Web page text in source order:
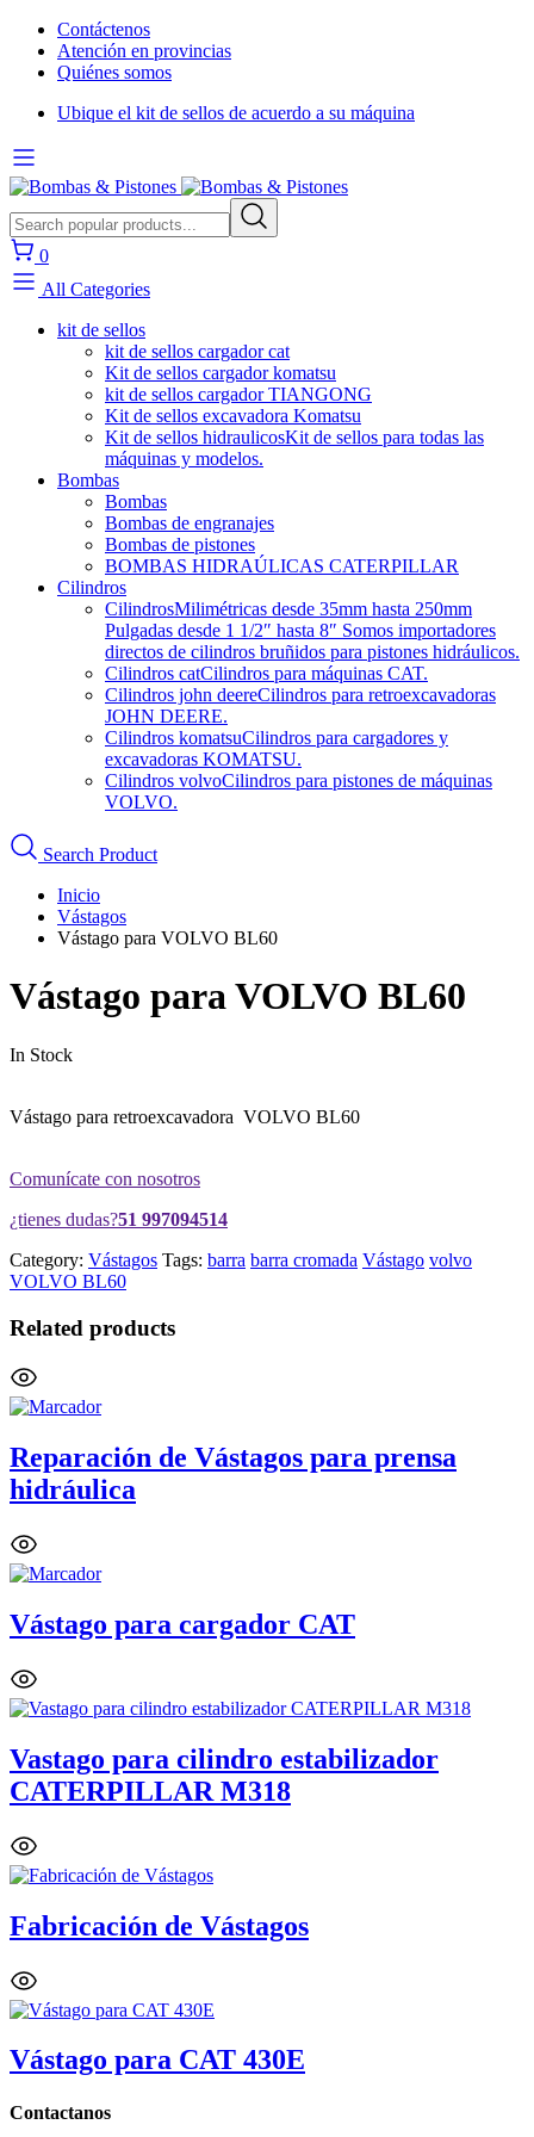
Contáctenos
Atención en provincias
Quiénes somos
Ubique el kit de sellos de acuerdo a su máquina
0
All Categories
kit de sellos
kit de sellos cargador cat
Kit de sellos cargador komatsu
kit de sellos cargador TIANGONG
Kit de sellos excavadora Komatsu
Kit de sellos hidraulicosKit de sellos para todas las
máquinas y modelos.
Bombas
Bombas
Bombas de engranajes
Bombas de pistones
BOMBAS HIDRAÚLICAS CATERPILLAR
Cilindros
CilindrosMilimétricas desde 35mm hasta 250mm
Pulgadas desde 1 1/2″ hasta 8″ Somos importadores
directos de cilindros bruñidos para pistones hidráulicos.
Cilindros catCilindros para máquinas CAT.
Cilindros john deereCilindros para retroexcavadoras
JOHN DEERE.
Cilindros komatsuCilindros para cargadores y
excavadoras KOMATSU.
Cilindros volvoCilindros para pistones de máquinas
VOLVO.
Search Product
Inicio
Vástagos
Vástago para VOLVO BL60
Vástago para VOLVO BL60
In Stock
Vástago para retroexcavadora VOLVO BL60
Comunícate con nosotros
¿tienes dudas?51 997094514
Category: Vástagos Tags: barra barra cromada Vástago volvo
VOLVO BL60
Related products
Reparación de Vástagos para prensa
hidráulica
Vástago para cargador CAT
Vastago para cilindro estabilizador
CATERPILLAR M318
Fabricación de Vástagos
Vástago para CAT 430E
Contactanos